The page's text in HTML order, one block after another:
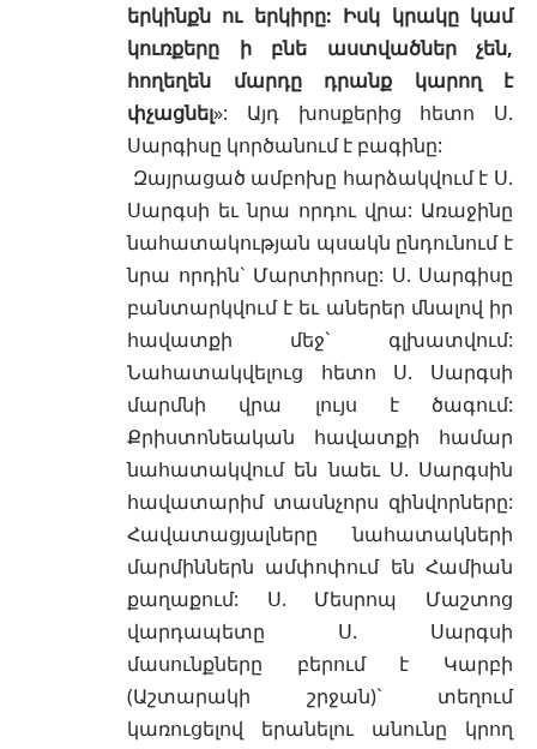
երկինքն ու երկիրը: Իսկ կրակը կամ
կուռքերը ի բնե աստվածներ չեն,
հողեղեն մարդը դրանք կարող է
փչացնել»: Այդ խոսքերից հետո Ս.
Սարգիսը կործանում է բագինը:
Զայրացած ամբոխը հարձակվում է Ս.
Սարգսի եւ նրա որդու վրա: Առաջինը
նահատակության պսակն ընդունում է
նրա որդին` Մարտիրոսը: Ս. Սարգիսը
բանտարկվում է եւ աներեր մնալով իր
հավատքի մեջ` գլխատվում:
Նահատակվելուց հետո Ս. Սարգսի
մարմնի վրա լույս է ծագում:
Քրիստոնեական հավատքի համար
նահատակվում են նաեւ Ս. Սարգսին
հավատարիմ տասնչորս զինվորները:
Հավատացյալները նահատակների
մարմիններն ամփոփում են Համիան
քաղաքում: Ս. Մեսրոպ Մաշտոց
վարդապետը Ս. Սարգսի
մասունքները բերում է Կարբի
(Աշտարակի շրջան)` տեղում
կառուցելով երանելու անունը կրող